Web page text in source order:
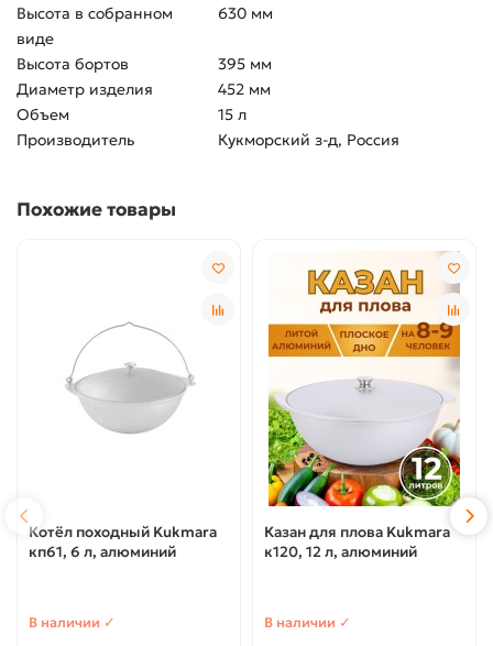
Высота в собранном
виде
630 мм
Высота бортов
395 мм
Диаметр изделия
Объем
Производитель
452 мм
15 л
Кукморский з-д, Россия
Похожие товары
Котёл походный Kukmara
кп61, 6 л, алюминий
В наличии ✓
Казан для плова Kukmara
к120, 12 л, алюминий
В наличии ✓